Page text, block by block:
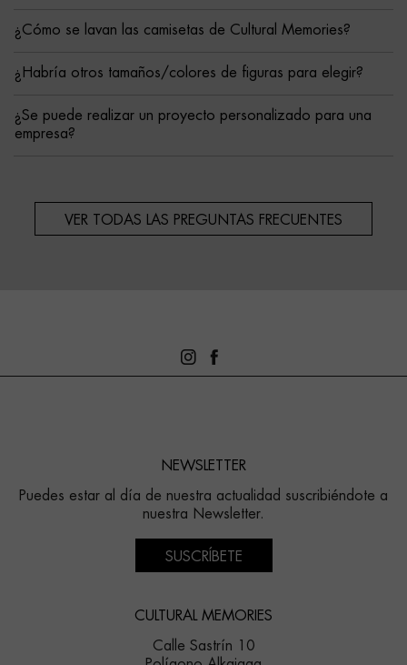
¿Cómo se lavan las camisetas de Cultural Memories?
¿Habría otros tamaños/colores de figuras para elegir?
¿Se puede realizar un proyecto personalizado para una
empresa?
VER TODAS LAS PREGUNTAS FRECUENTES
NEWSLETTER
Puedes estar al día de nuestra actualidad suscribiéndote a
nuestra Newsletter.
SUSCRÍBETE
CULTURAL MEMORIES
Calle Sastrín 10